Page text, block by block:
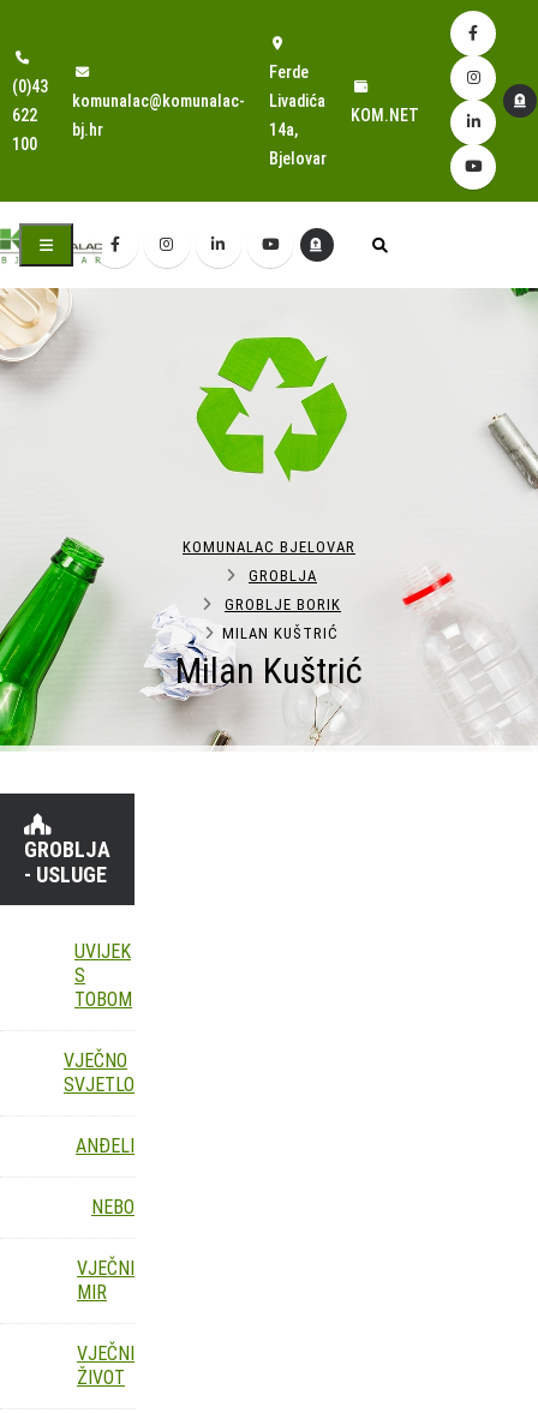
(0)43
622
100
komunalac@komunalac-
bj.hr
Ferde
Livadića
14a,
Bjelovar
KOM.NET
Milan Kuštrić
KOMUNALAC BJELOVAR
GROBLJA
GROBLJE BORIK
MILAN KUŠTRIĆ
GROBLJA
- USLUGE
UVIJEK
S
TOBOM
VJEČNO
SVJETLO
ANĐELI
NEBO
VJEČNI
MIR
VJEČNI
ŽIVOT